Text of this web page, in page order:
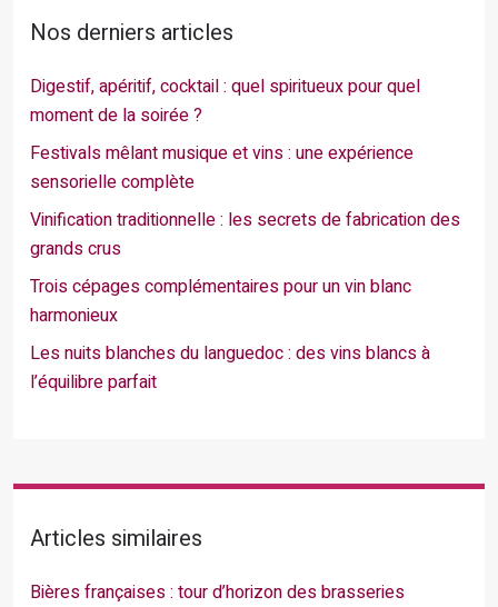
Nos derniers articles
Digestif, apéritif, cocktail : quel spiritueux pour quel
moment de la soirée ?
Festivals mêlant musique et vins : une expérience
sensorielle complète
Vinification traditionnelle : les secrets de fabrication des
grands crus
Trois cépages complémentaires pour un vin blanc
harmonieux
Les nuits blanches du languedoc : des vins blancs à
l’équilibre parfait
Articles similaires
Bières françaises : tour d’horizon des brasseries